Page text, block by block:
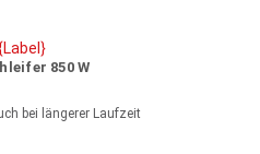
850 W
bei längerer Laufzeit